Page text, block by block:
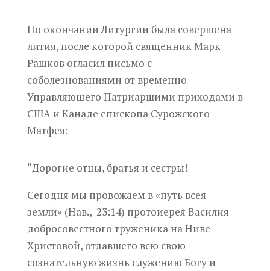
По окончании Литургии была совершена
лития, после которой священник Марк
Рашков огласил письмо с
соболезнованиями от временно
Управляющего Патриаршими приходами в
США и Канаде епископа Сурожского
Матфея:
“Дорогие отцы, братья и сестры!
Сегодня мы провожаем в «путь всея
земли» (Нав., 23:14) протоиерея Василия –
добросовестного труженика на Ниве
Христовой, отдавшего всю свою
сознательную жизнь служению Богу и